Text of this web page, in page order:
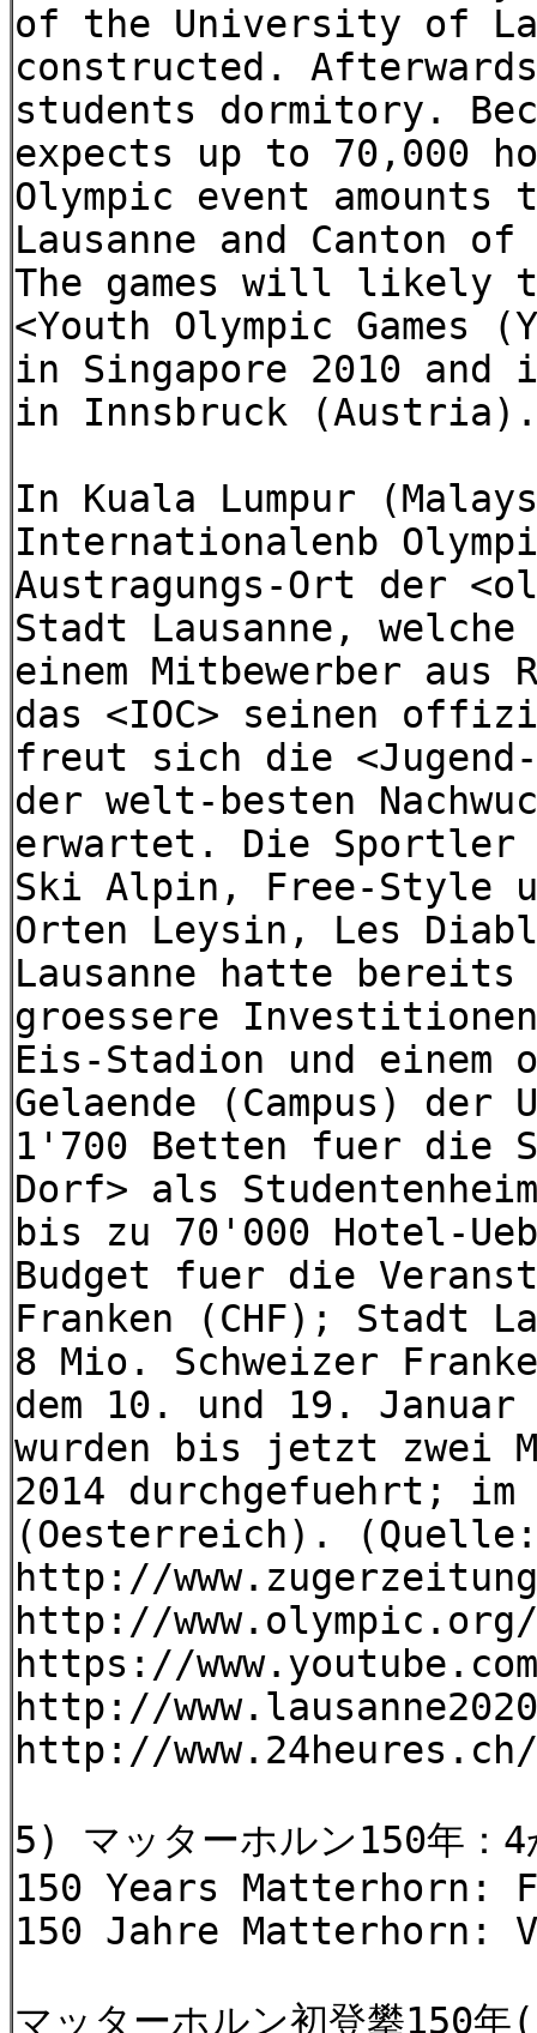
of the University of
constructed.
students dormitory.
expects up to 70,000
Olympic event
Lausanne and Canton
The games will likely
<Youth Olympic Games
in Singapore 2010
in Innsbruck (Austria).
In Kuala Lumpur
Internationalenb
Austragungs-Ort der
Stadt Lausanne,
einem Mitbewerber aus
das <IOC> seinen
freut sich die <Jugend-
der welt-besten
erwartet. Die Sportler
Ski Alpin, Free-Style
Orten Leysin, Les
Lausanne hatte bereits
groessere
Eis-Stadion und einem
Gelaende (Campus)
1'700 Betten fuer die
Dorf> als
bis zu 70'000 Hotel-
Budget fuer die
Franken (CHF); Stadt
8 Mio. Schweizer
dem 10. und 19. Januar
wurden bis jetzt zwei
2014 durchgefuehrt;
(Oesterreich). (Quelle:
http://
http://www.olympic.org/
https://
http://
http://
5) マッターホルン150年
150 Years Matterhorn:
150 Jahre Matterhorn:
マッターホルン初登攀150